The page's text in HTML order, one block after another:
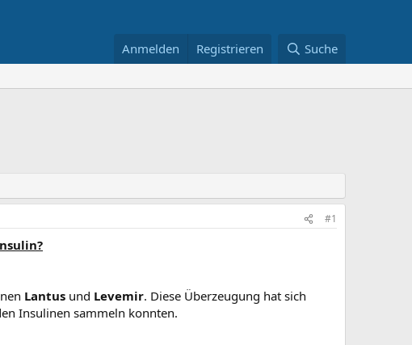
Anmelden Registrieren Suche
#1
Lantus und Levemir. Diese Überzeugung hat sich
Insulinen sammeln konnten.